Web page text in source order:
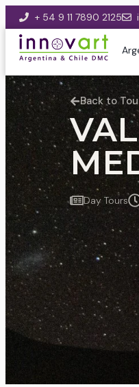
+ 54 9 11 7890 2125
Back to
Day Tours